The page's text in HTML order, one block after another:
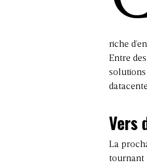
riche
Entre
Vers
La
tournant